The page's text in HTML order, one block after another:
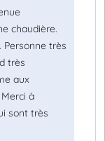
chaudière.
Personne très
très
aux
à
sont très